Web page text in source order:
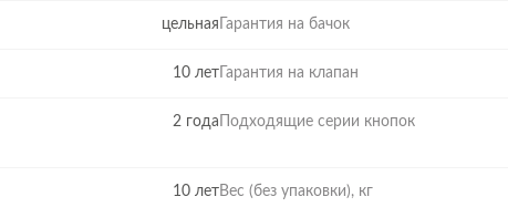
цельная Гарантия на бачок
10 лет Гарантия на клапан
2 года Подходящие серии кнопок
10 летВес (без упаковки), кг